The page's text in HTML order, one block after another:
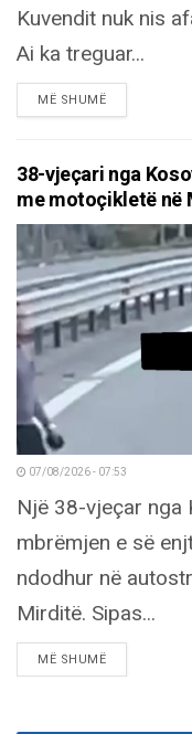
Kuvendit nuk nis
Ai ka treguar...
MË SHUMËDETAILS
38-vjeçari nga
me motoçikletë në
07/08/2026 - 07:53
Një 38-vjeçar nga
mbrëmjen e së
ndodhur në
Mirditë. Sipas...
MË SHUMËDETAILS